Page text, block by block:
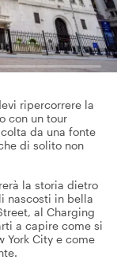
ripercorrere la
con un tour
da una fonte
di solito non
la storia dietro
nascosti in bella
al Charging
a capire come si
York City e come